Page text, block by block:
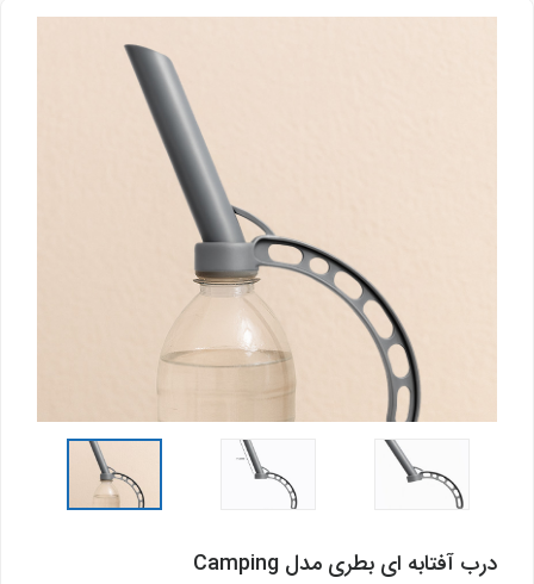
درب آفتابه ای بطری مدل Camping